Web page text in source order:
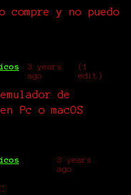
compre y no puedo
3 years
ago
(1
edit)
de
Pc o macOS
3 years
ago